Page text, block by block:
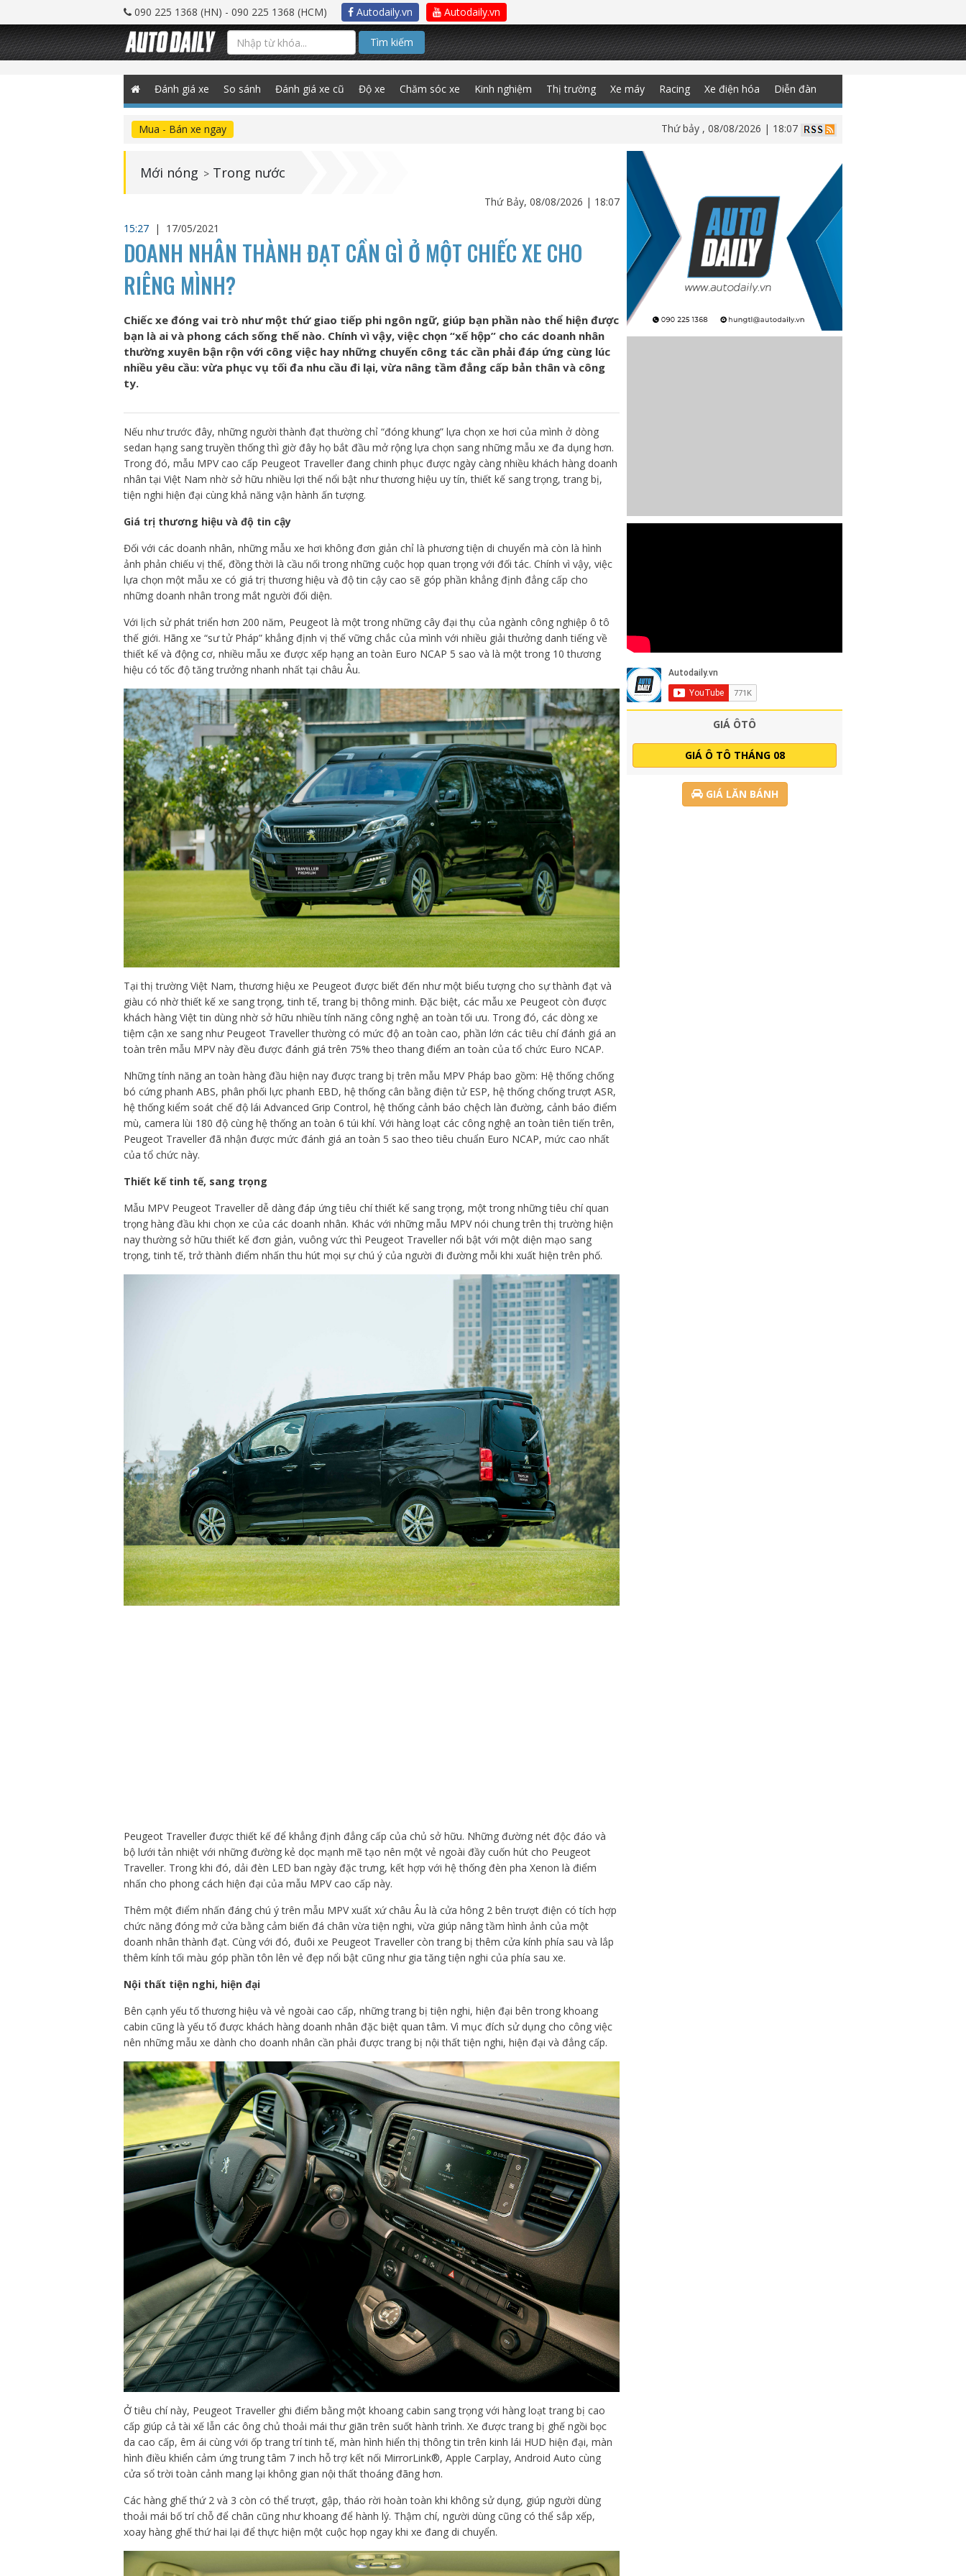
090 225 1368 (HN) - 090 225 1368 (HCM) Autodaily.vn Autodaily.vn
Tìm kiếm
Đánh giá xe So sánh Đánh giá xe cũ Độ xe Chăm sóc xe Kinh nghiệm Thị trường Xe máy Racing Xe điện hóa Diễn đàn
Mua - Bán xe ngay Thứ bảy , 08/08/2026 | 18:07
Mới nóng > Trong nước
Thứ Bảy, 08/08/2026 | 18:07
15:27 | 17/05/2021
DOANH NHÂN THÀNH ĐẠT CẦN GÌ Ở MỘT CHIẾC XE CHO
RIÊNG MÌNH?
Chiếc xe đóng vai trò như một thứ giao tiếp phi ngôn ngữ, giúp bạn phần nào thể hiện được
bạn là ai và phong cách sống thế nào. Chính vì vậy, việc chọn “xế hộp” cho các doanh nhân
thường xuyên bận rộn với công việc hay những chuyến công tác cần phải đáp ứng cùng lúc
nhiều yêu cầu: vừa phục vụ tối đa nhu cầu đi lại, vừa nâng tầm đẳng cấp bản thân và công
ty.
Nếu như trước đây, những người thành đạt thường chỉ “đóng khung” lựa chọn xe hơi của mình ở dòng
sedan hạng sang truyền thống thì giờ đây họ bắt đầu mở rộng lựa chọn sang những mẫu xe đa dụng hơn.
Trong đó, mẫu MPV cao cấp Peugeot Traveller đang chinh phục được ngày càng nhiều khách hàng doanh
nhân tại Việt Nam nhờ sở hữu nhiều lợi thế nổi bật như thương hiệu uy tín, thiết kế sang trọng, trang bị,
tiện nghi hiện đại cùng khả năng vận hành ấn tượng.
Giá trị thương hiệu và độ tin cậy
Đối với các doanh nhân, những mẫu xe hơi không đơn giản chỉ là phương tiện di chuyển mà còn là hình
ảnh phản chiếu vị thế, đồng thời là cầu nối trong những cuộc họp quan trọng với đối tác. Chính vì vậy, việc
lựa chọn một mẫu xe có giá trị thương hiệu và độ tin cậy cao sẽ góp phần khẳng định đẳng cấp cho
những doanh nhân trong mắt người đối diện.
Với lịch sử phát triển hơn 200 năm, Peugeot là một trong những cây đại thụ của ngành công nghiệp ô tô
thế giới. Hãng xe “sư tử Pháp” khẳng định vị thế vững chắc của mình với nhiều giải thưởng danh tiếng về
thiết kế và động cơ, nhiều mẫu xe được xếp hạng an toàn Euro NCAP 5 sao và là một trong 10 thương
hiệu có tốc độ tăng trưởng nhanh nhất tại châu Âu.
Tại thị trường Việt Nam, thương hiệu xe Peugeot được biết đến như một biểu tượng cho sự thành đạt và
giàu có nhờ thiết kế xe sang trọng, tinh tế, trang bị thông minh. Đặc biệt, các mẫu xe Peugeot còn được
khách hàng Việt tin dùng nhờ sở hữu nhiều tính năng công nghệ an toàn tối ưu. Trong đó, các dòng xe
tiệm cận xe sang như Peugeot Traveller thường có mức độ an toàn cao, phần lớn các tiêu chí đánh giá an
toàn trên mẫu MPV này đều được đánh giá trên 75% theo thang điểm an toàn của tổ chức Euro NCAP.
Những tính năng an toàn hàng đầu hiện nay được trang bị trên mẫu MPV Pháp bao gồm: Hệ thống chống
bó cứng phanh ABS, phân phối lực phanh EBD, hệ thống cân bằng điện tử ESP, hệ thống chống trượt ASR,
hệ thống kiểm soát chế độ lái Advanced Grip Control, hệ thống cảnh báo chệch làn đường, cảnh báo điểm
mù, camera lùi 180 độ cùng hệ thống an toàn 6 túi khí. Với hàng loạt các công nghệ an toàn tiên tiến trên,
Peugeot Traveller đã nhận được mức đánh giá an toàn 5 sao theo tiêu chuẩn Euro NCAP, mức cao nhất
của tổ chức này.
Thiết kế tinh tế, sang trọng
Mẫu MPV Peugeot Traveller dễ dàng đáp ứng tiêu chí thiết kế sang trọng, một trong những tiêu chí quan
trọng hàng đầu khi chọn xe của các doanh nhân. Khác với những mẫu MPV nói chung trên thị trường hiện
nay thường sở hữu thiết kế đơn giản, vuông vức thì Peugeot Traveller nổi bật với một diện mạo sang
trọng, tinh tế, trở thành điểm nhấn thu hút mọi sự chú ý của người đi đường mỗi khi xuất hiện trên phố.
Peugeot Traveller được thiết kế để khẳng định đẳng cấp của chủ sở hữu. Những đường nét độc đáo và
bộ lưới tản nhiệt với những đường kẻ dọc mạnh mẽ tạo nên một vẻ ngoài đầy cuốn hút cho Peugeot
Traveller. Trong khi đó, dải đèn LED ban ngày đặc trưng, kết hợp với hệ thống đèn pha Xenon là điểm
nhấn cho phong cách hiện đại của mẫu MPV cao cấp này.
Thêm một điểm nhấn đáng chú ý trên mẫu MPV xuất xứ châu Âu là cửa hông 2 bên trượt điện có tích hợp
chức năng đóng mở cửa bằng cảm biến đá chân vừa tiện nghi, vừa giúp nâng tầm hình ảnh của một
doanh nhân thành đạt. Cùng với đó, đuôi xe Peugeot Traveller còn trang bị thêm cửa kính phía sau và lắp
thêm kính tối màu góp phần tôn lên vẻ đẹp nổi bật cũng như gia tăng tiện nghi của phía sau xe.
Nội thất tiện nghi, hiện đại
Bên cạnh yếu tố thương hiệu và vẻ ngoài cao cấp, những trang bị tiện nghi, hiện đại bên trong khoang
cabin cũng là yếu tố được khách hàng doanh nhân đặc biệt quan tâm. Vì mục đích sử dụng cho công việc
nên những mẫu xe dành cho doanh nhân cần phải được trang bị nội thất tiện nghi, hiện đại và đẳng cấp.
Ở tiêu chí này, Peugeot Traveller ghi điểm bằng một khoang cabin sang trọng với hàng loạt trang bị cao
cấp giúp cả tài xế lẫn các ông chủ thoải mái thư giãn trên suốt hành trình. Xe được trang bị ghế ngồi bọc
da cao cấp, êm ái cùng với ốp trang trí tinh tế, màn hình hiển thị thông tin trên kinh lái HUD hiện đại, màn
hình điều khiển cảm ứng trung tâm 7 inch hỗ trợ kết nối MirrorLink®, Apple Carplay, Android Auto cùng
cửa sổ trời toàn cảnh mang lại không gian nội thất thoáng đãng hơn.
Các hàng ghế thứ 2 và 3 còn có thể trượt, gập, tháo rời hoàn toàn khi không sử dụng, giúp người dùng
thoải mái bố trí chỗ để chân cũng như khoang để hành lý. Thậm chí, người dùng cũng có thể sắp xếp,
xoay hàng ghế thứ hai lại để thực hiện một cuộc họp ngay khi xe đang di chuyển.
GIÁ ÔTÔ
GIÁ Ô TÔ THÁNG 08
GIÁ LĂN BÁNH